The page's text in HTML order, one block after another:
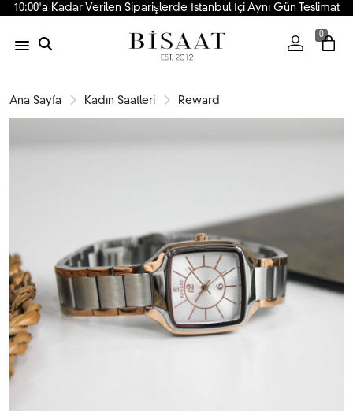
10:00'a Kadar Verilen Siparişlerde İstanbul İçi Aynı Gün Teslimat
0
Ana Sayfa Kadın Saatleri Reward